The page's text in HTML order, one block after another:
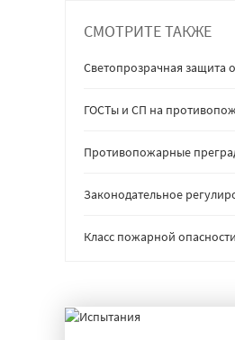
СМОТРИТЕ ТАКЖЕ
Светопрозрачная защита
ГОСТы и СП на
Противопожарные
Законодательное
Класс пожарной